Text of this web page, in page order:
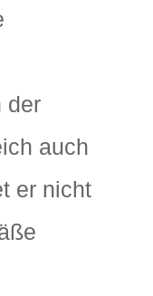
der
auch
er nicht